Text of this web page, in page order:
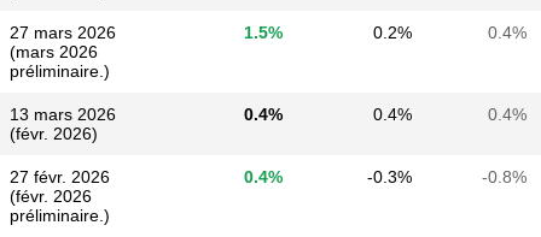
27 mars 2026
(mars 2026
préliminaire.)
1.5% 0.2% 0.4%
13 mars 2026
(févr. 2026)
0.4% 0.4% 0.4%
27 févr. 2026
(févr. 2026
préliminaire.)
0.4% -0.3% -0.8%